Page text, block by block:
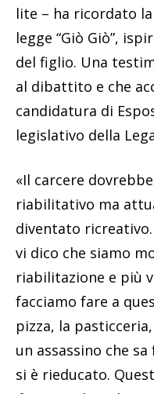
lite – ha ricordato
legge “Giò Giò”,
del figlio. Una
al dibattito e che
candidatura di
legislativo della
«Il carcere
riabilitativo ma
diventato
vi dico che siamo
riabilitazione e più
facciamo fare a
pizza, la
un assassino che
si è rieducato.